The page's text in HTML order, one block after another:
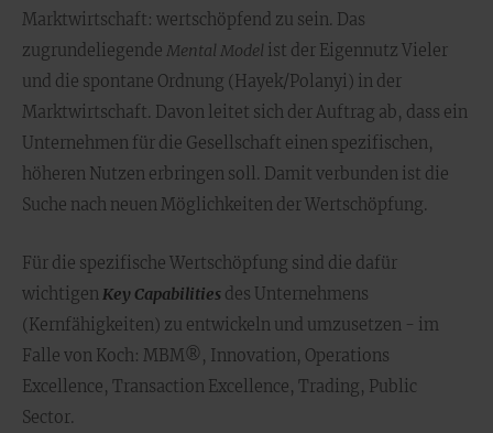
Marktwirtschaft: wertschöpfend zu sein. Das
zugrundeliegende Mental Model ist der Eigennutz Vieler
und die spontane Ordnung (Hayek/Polanyi) in der
Marktwirtschaft. Davon leitet sich der Auftrag ab, dass ein
Unternehmen für die Gesellschaft einen spezifischen,
höheren Nutzen erbringen soll. Damit verbunden ist die
Suche nach neuen Möglichkeiten der Wertschöpfung.
Für die spezifische Wertschöpfung sind die dafür
wichtigenKey Capabilities des Unternehmens
(Kernfähigkeiten) zu entwickeln und umzusetzen - im
Falle von Koch: MBM®, Innovation, Operations
Excellence, Transaction Excellence, Trading, Public
Sector.